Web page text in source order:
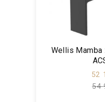
Wellis Mamba
52
54